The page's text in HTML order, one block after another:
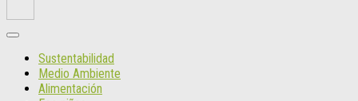
Sustentabilidad
Medio Ambiente
Alimentación